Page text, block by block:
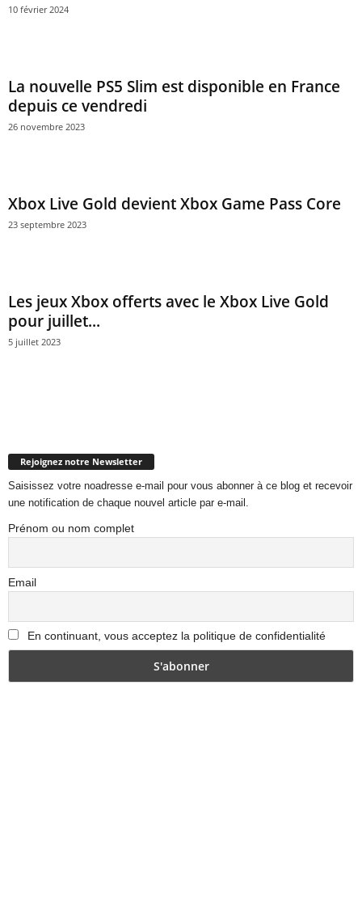
10 février 2024
La nouvelle PS5 Slim est disponible en France
depuis ce vendredi
26 novembre 2023
Xbox Live Gold devient Xbox Game Pass Core
23 septembre 2023
Les jeux Xbox offerts avec le Xbox Live Gold
pour juillet...
5 juillet 2023
Rejoignez notre Newsletter
Saisissez votre noadresse e-mail pour vous abonner à ce blog et recevoir
une notification de chaque nouvel article par e-mail.
Prénom ou nom complet
Email
En continuant, vous acceptez la politique de confidentialité